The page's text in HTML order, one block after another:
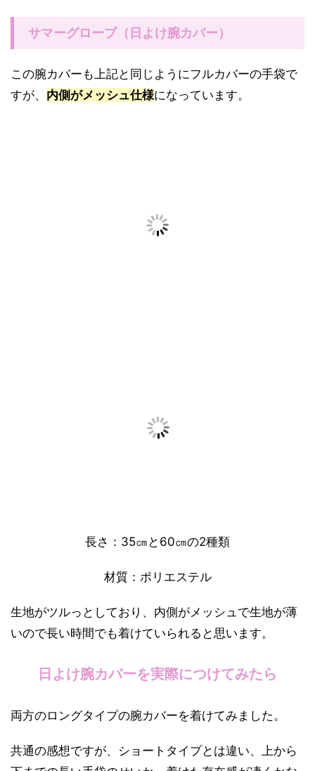
サマーグローブ（日よけ腕カバー）
この腕カバーも上記と同じようにフルカバーの手袋で
すが、 内側がメッシュ仕様になっています。
長さ：35㎝と60㎝の2種類
材質：ポリエステル
生地がツルっとしており、内側がメッシュで生地が薄
いので長い時間でも着けていられると思います。
日よけ腕カバーを実際につけてみたら
両方のロングタイプの腕カバーを着けてみました。
共通の感想ですが、ショートタイプとは違い、上から